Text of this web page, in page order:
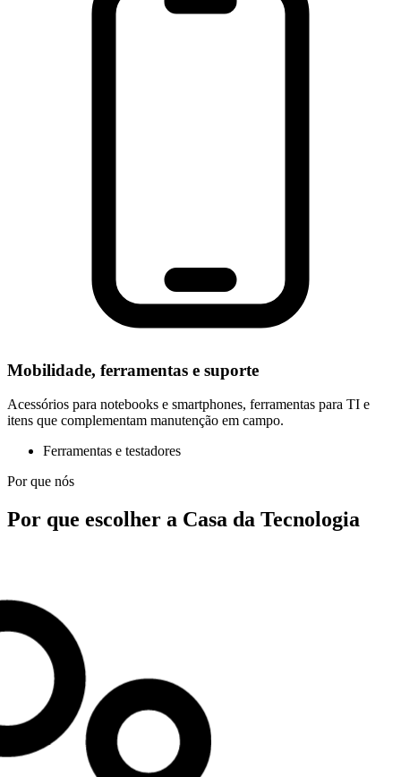
Mobilidade, ferramentas e suporte
Acessórios para notebooks e smartphones, ferramentas para TI e
itens que complementam manutenção em campo.
Ferramentas e testadores
Por que nós
Por que escolher a Casa da Tecnologia